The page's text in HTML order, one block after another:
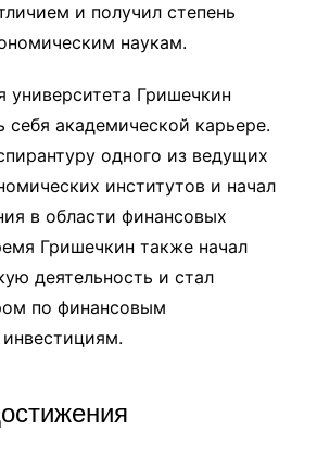
и получил степень
наукам.
университета Гришечкин
себя академической карьере.
одного из ведущих
институтов и начал
в области финансовых
Гришечкин также начал
деятельность и стал
по финансовым